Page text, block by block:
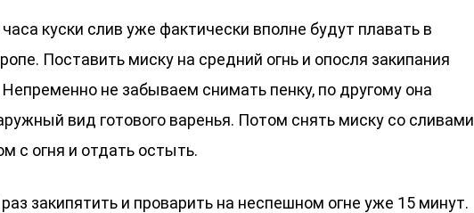
куски слив уже фактически вполне будут плавать в
Поставить миску на средний огнь и опосля закипания
Непременно не забываем снимать пенку, по другому она
вид готового варенья. Потом снять миску со сливами
с огня и отдать остыть.
закипятить и проварить на неспешном огне уже 15 минут.